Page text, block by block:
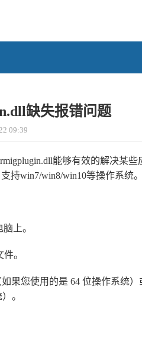
缺失报错问题
09:39
能够有效的解决某些
持win7/win8/win10等操作系统。
上。
。
果您使用的是 64 位操作系统）
。